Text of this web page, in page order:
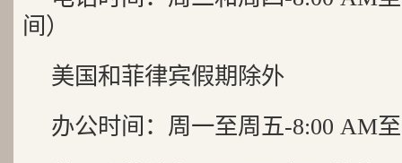
间）
美国和菲律宾假期除外
办公时间：周一至周五-8:00 AM